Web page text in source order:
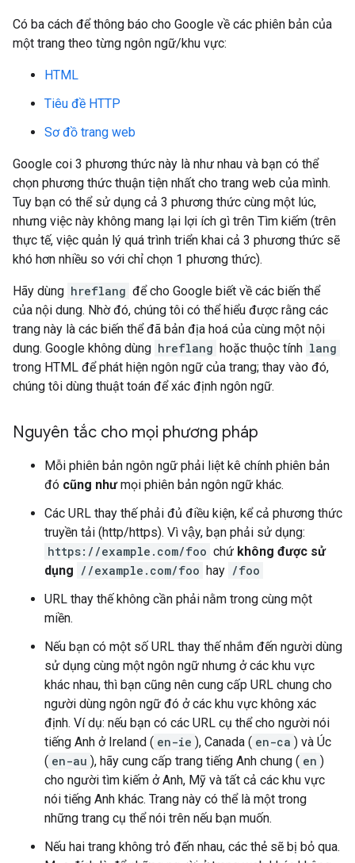
Có ba cách để thông báo cho Google về các phiên bản của
một trang theo từng ngôn ngữ/khu vực:
HTML
Tiêu đề HTTP
Sơ đồ trang web
Google coi 3 phương thức này là như nhau và bạn có thể
chọn phương thức thuận tiện nhất cho trang web của mình.
Tuy bạn có thể sử dụng cả 3 phương thức cùng một lúc,
nhưng việc này không mang lại lợi ích gì trên Tìm kiếm (trên
thực tế, việc quản lý quá trình triển khai cả 3 phương thức sẽ
khó hơn nhiều so với chỉ chọn 1 phương thức).
Hãy dùng hreflang để cho Google biết về các biến thể
của nội dung. Nhờ đó, chúng tôi có thể hiểu được rằng các
trang này là các biến thể đã bản địa hoá của cùng một nội
dung. Google không dùng hreflang hoặc thuộc tính lang
trong HTML để phát hiện ngôn ngữ của trang; thay vào đó,
chúng tôi dùng thuật toán để xác định ngôn ngữ.
Nguyên tắc cho mọi phương pháp
Mỗi phiên bản ngôn ngữ phải liệt kê chính phiên bản
đó cũng nhưmọi phiên bản ngôn ngữ khác.
Các URL thay thế phải đủ điều kiện, kể cả phương thức
truyền tải (http/https). Vì vậy, bạn phải sử dụng:
https://example.com/foo chứ không được sử
dụng //example.com/foo hay /foo
URL thay thế không cần phải nằm trong cùng một
miền.
Nếu bạn có một số URL thay thế nhắm đến người dùng
sử dụng cùng một ngôn ngữ nhưng ở các khu vực
khác nhau, thì bạn cũng nên cung cấp URL chung cho
người dùng ngôn ngữ đó ở các khu vực không xác
định. Ví dụ: nếu bạn có các URL cụ thể cho người nói
tiếng Anh ở Ireland ( en-ie ), Canada ( en-ca ) và Úc
( en-au ), hãy cung cấp trang tiếng Anh chung ( en )
cho người tìm kiếm ở Anh, Mỹ và tất cả các khu vực
nói tiếng Anh khác. Trang này có thể là một trong
những trang cụ thể nói trên nếu bạn muốn.
Nếu hai trang không trỏ đến nhau, các thẻ sẽ bị bỏ qua.